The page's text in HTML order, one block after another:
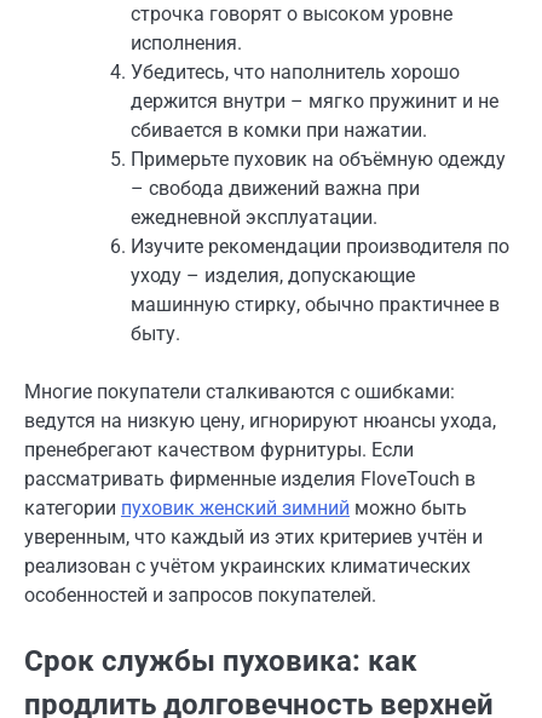
строчка говорят о высоком уровне
исполнения.
Убедитесь, что наполнитель хорошо
держится внутри – мягко пружинит и не
сбивается в комки при нажатии.
Примерьте пуховик на объёмную одежду
– свобода движений важна при
ежедневной эксплуатации.
Изучите рекомендации производителя по
уходу – изделия, допускающие
машинную стирку, обычно практичнее в
быту.
Многие покупатели сталкиваются с ошибками:
ведутся на низкую цену, игнорируют нюансы ухода,
пренебрегают качеством фурнитуры. Если
рассматривать фирменные изделия FloveTouch в
категории пуховик женский зимний можно быть
уверенным, что каждый из этих критериев учтён и
реализован с учётом украинских климатических
особенностей и запросов покупателей.
Срок службы пуховика: как
продлить долговечность верхней